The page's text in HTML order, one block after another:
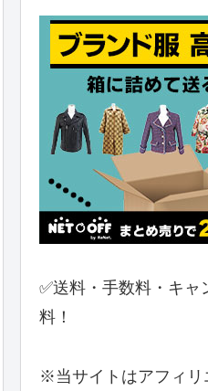
✅送料・手数料・キャ
料！
※当サイトはアフィリ